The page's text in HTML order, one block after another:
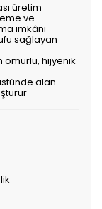
üretim
ve
imkânı
sağlayan
ömürlü, hijyenik
alan